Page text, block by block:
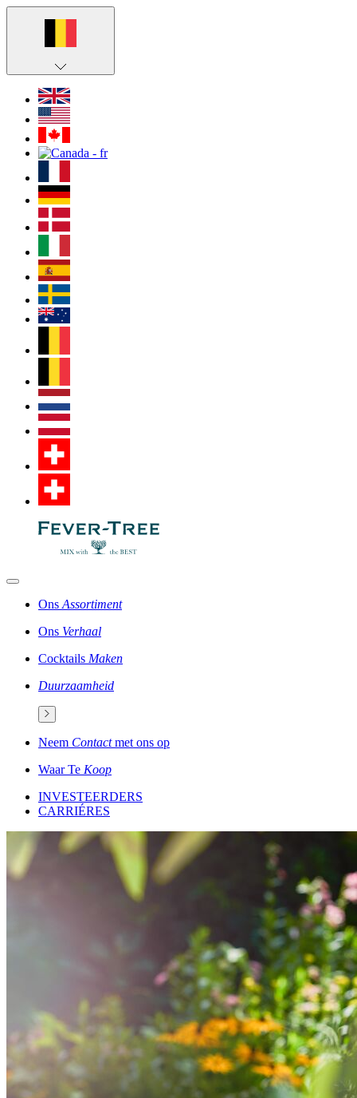
Ons Assortiment
Ons Verhaal
Cocktails Maken
Duurzaamheid
Neem Contactmet ons op
Waar Te Koop
INVESTEERDERS
CARRIÉRES